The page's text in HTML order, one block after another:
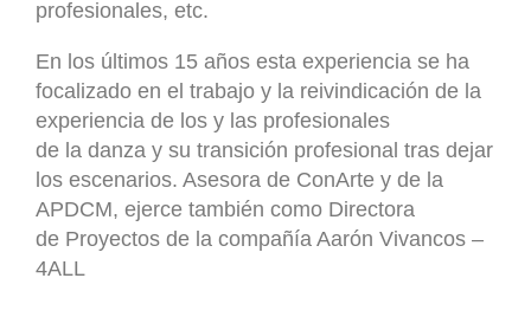
profesionales, etc.
En los últimos 15 años esta experiencia se ha
focalizado en el trabajo y la reivindicación de la
experiencia de los y las profesionales
de la danza y su transición profesional tras dejar
los escenarios. Asesora de ConArte y de la
APDCM, ejerce también como Directora
de Proyectos de la compañía Aarón Vivancos –
4ALL